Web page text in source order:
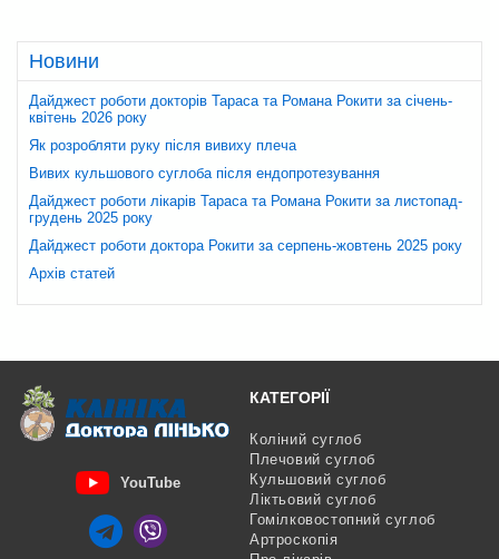
Новини
Дайджест роботи докторів Тараса та Романа Рокити за січень-
квітень 2026 року
Як розробляти руку після вивиху плеча
Вивих кульшового суглоба після ендопротезування
Дайджест роботи лікарів Тараса та Романа Рокити за листопад-
грудень 2025 року
Дайджест роботи доктора Рокити за серпень-жовтень 2025 року
Архів статей
YouTube
КАТЕГОРІЇ
Коліний суглоб
Плечовий суглоб
Кульшовий суглоб
Ліктьовий суглоб
Гомілковостопний суглоб
Артроскопія